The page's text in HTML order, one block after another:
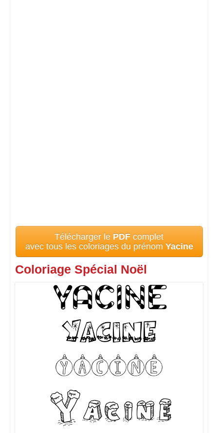
Télécharger le PDF complet
avec tous les coloriages du prénom Yacine
Coloriage Spécial Noël